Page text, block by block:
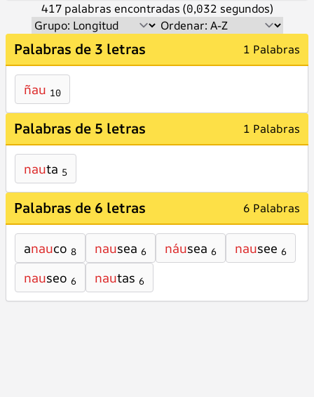
417 palabras encontradas (0,032 segundos)
Palabras de 3 letras 1 Palabras
ñau 10
Palabras de 5 letras 1 Palabras
nauta 5
Palabras de 6 letras 6 Palabras
anauco 8 nausea 6 náusea 6 nausee 6
nauseo 6 nautas 6